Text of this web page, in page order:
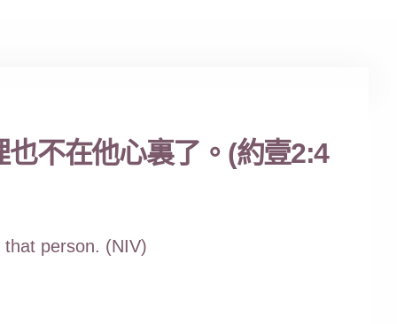
不在他心裏了。(約壹2:4
person. (NIV)